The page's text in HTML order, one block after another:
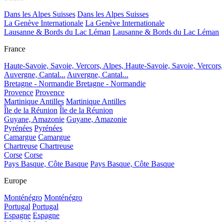
Dans les Alpes Suisses Dans les Alpes Suisses
La Genève Internationale La Genève Internationale
Lausanne & Bords du Lac Léman Lausanne & Bords du Lac Léman
France
Haute-Savoie, Savoie, Vercors, Alpes, Haute-Savoie, Savoie,
Auvergne, Cantal... Auvergne, Cantal...
Bretagne - Normandie Bretagne - Normandie
Provence Provence
Martinique Antilles Martinique Antilles
Île de la Réunion Île de la Réunion
Guyane, Amazonie Guyane, Amazonie
Pyrénées Pyrénées
Camargue Camargue
Chartreuse Chartreuse
Corse Corse
Pays Basque, Côte Basque Pays Basque, Côte Basque
Europe
Monténégro Monténégro
Portugal Portugal
Espagne Espagne